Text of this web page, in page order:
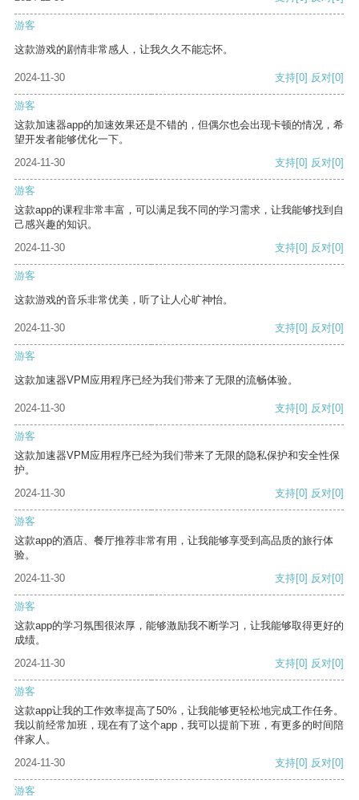
游客
这款游戏的剧情非常感人，让我久久不能忘怀。
2024-11-30 支持[0] 反对[0]
游客
这款加速器app的加速效果还是不错的，但偶尔也会出现卡顿的情况，希
望开发者能够优化一下。
2024-11-30
支持[0] 反对[0]
游客
这款app的课程非常丰富，可以满足我不同的学习需求，让我能够找到自
己感兴趣的知识。
2024-11-30
支持[0] 反对[0]
游客
这款游戏的音乐非常优美，听了让人心旷神怡。
2024-11-30 支持[0] 反对[0]
游客
这款加速器VPM应用程序已经为我们带来了无限的流畅体验。
2024-11-30 支持[0] 反对[0]
游客
这款加速器VPM应用程序已经为我们带来了无限的隐私保护和安全性保
护。
2024-11-30
支持[0] 反对[0]
游客
这款app的酒店、餐厅推荐非常有用，让我能够享受到高品质的旅行体
验。
2024-11-30
支持[0] 反对[0]
游客
这款app的学习氛围很浓厚，能够激励我不断学习，让我能够取得更好的
成绩。
2024-11-30
支持[0] 反对[0]
游客
这款app让我的工作效率提高了50%，让我能够更轻松地完成工作任务。
我以前经常加班，现在有了这个app，我可以提前下班，有更多的时间陪
伴家人。
2024-11-30
支持[0] 反对[0]
游客